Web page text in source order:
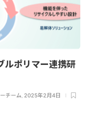
ルポリマー連携研
チーム, 2025年2月4日